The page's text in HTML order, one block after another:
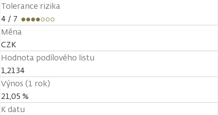
Tolerance rizika
4 / 7
Měna
CZK
Hodnota podílového listu
1,2134
Výnos (1 rok)
21,05 %
K datu